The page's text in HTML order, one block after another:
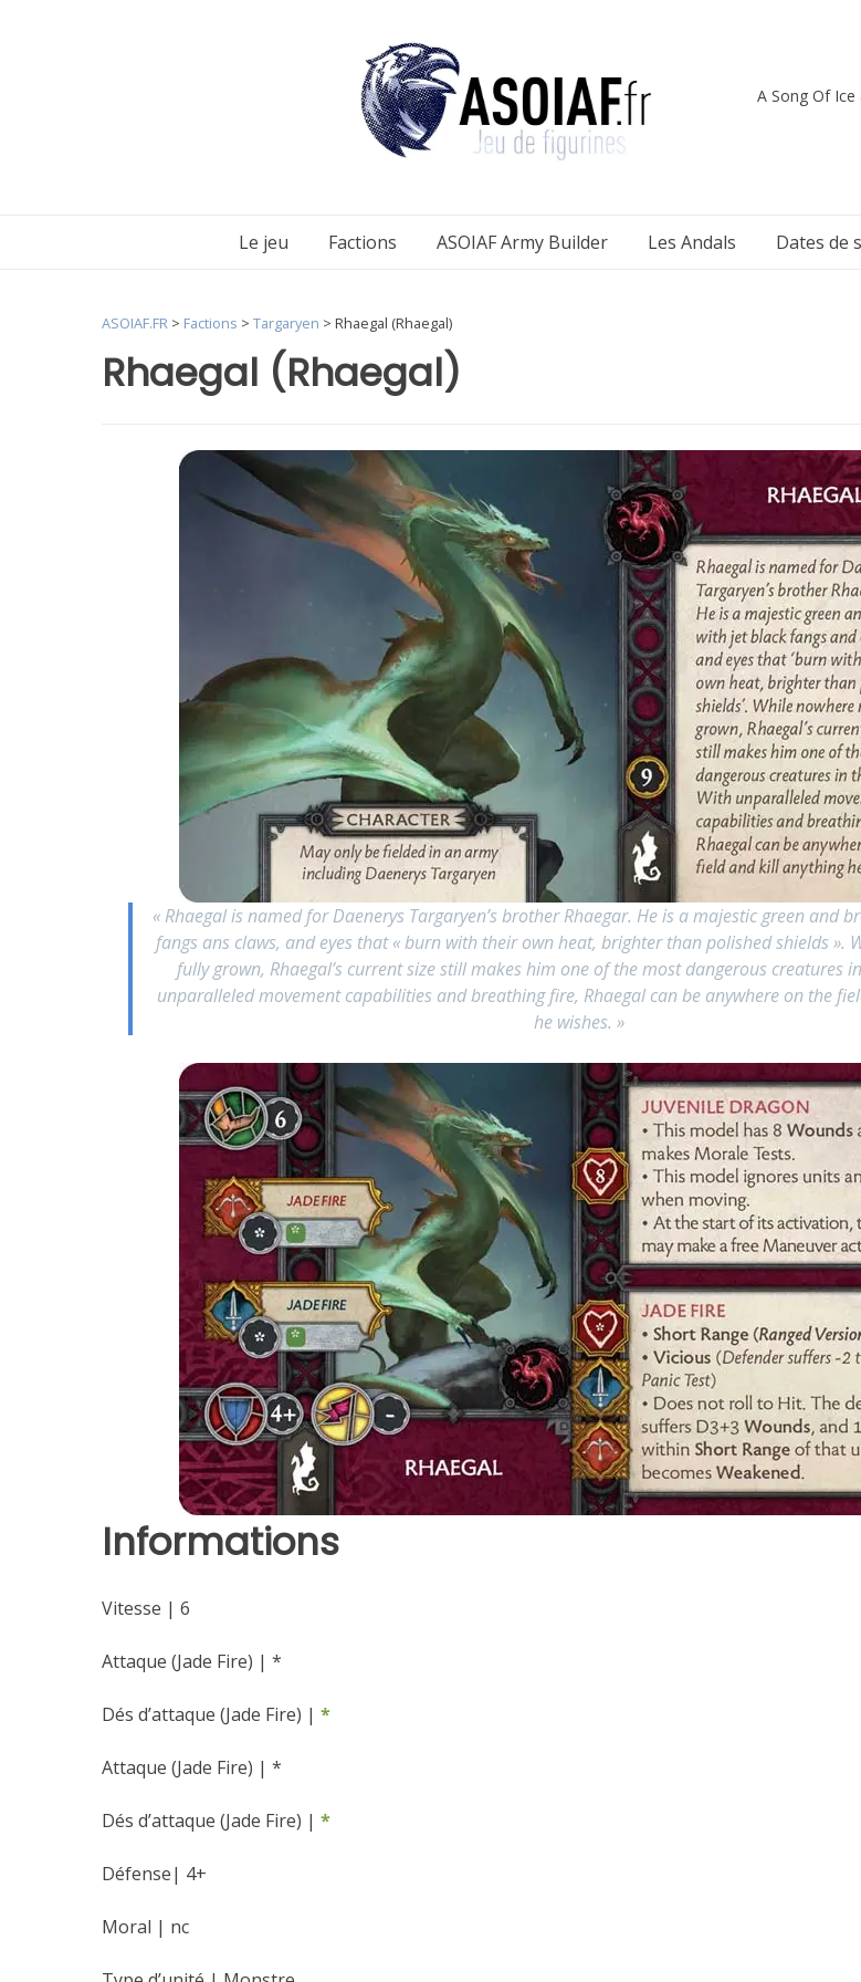
A Song Of
Le jeu Factions ASOIAF Army Builder Les Andals Dates de
Rhaegal (Rhaegal)
ASOIAF.FR > Factions > Targaryen > Rhaegal (Rhaegal)
« Rhaegal is named for Daenerys Targaryen’s brother Rhaegar. He is a majestic green and
fangs ans claws, and eyes that « burn with their own heat, brighter than polished shields ».
fully grown, Rhaegal’s current size still makes him one of the most dangerous creatures
unparalleled movement capabilities and breathing fire, Rhaegal can be anywhere on the
he wishes. »
Informations
Vitesse | 6
Attaque (Jade Fire) | *
Dés d’attaque (Jade Fire) | *
Attaque (Jade Fire) | *
Dés d’attaque (Jade Fire) | *
Défense| 4+
Moral | nc